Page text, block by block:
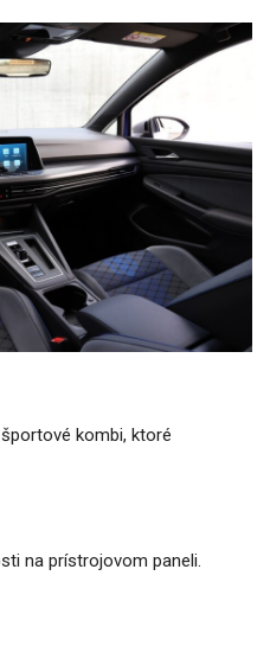
kombi, ktoré
na prístrojovom paneli.